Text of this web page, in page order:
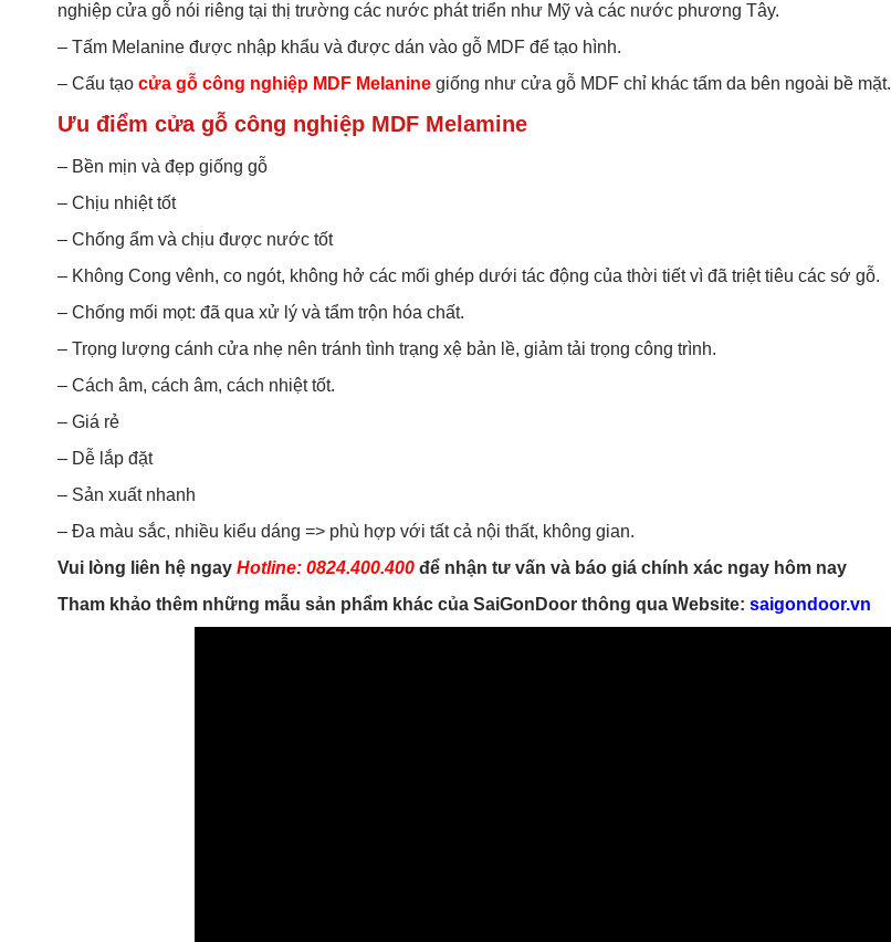
nghiệp cửa gỗ nói riêng tại thị trường các nước phát triển như Mỹ và các nước phương Tây.
– Tấm Melanine được nhập khẩu và được dán vào gỗ MDF để tạo hình.
– Cấu tạo cửa gỗ công nghiệp MDF Melanine giống như cửa gỗ MDF chỉ khác tấm da bên ngoài bề mặt.
Ưu điểm cửa gỗ công nghiệp MDF Melamine
– Bền mịn và đẹp giống gỗ
– Chịu nhiệt tốt
– Chống ẩm và chịu được nước tốt
– Không Cong vênh, co ngót, không hở các mối ghép dưới tác động của thời tiết vì đã triệt tiêu các sớ gỗ.
– Chống mối mọt: đã qua xử lý và tẩm trộn hóa chất.
– Trọng lượng cánh cửa nhẹ nên tránh tình trạng xệ bản lề, giảm tải trọng công trình.
– Cách âm, cách âm, cách nhiệt tốt.
– Giá rẻ
– Dễ lắp đặt
– Sản xuất nhanh
– Đa màu sắc, nhiều kiểu dáng => phù hợp với tất cả nội thất, không gian.
Vui lòng liên hệ ngay Hotline: 0824.400.400 để nhận tư vấn và báo giá chính xác ngay hôm nay
Tham khảo thêm những mẫu sản phẩm khác của SaiGonDoor thông qua Website: saigondoor.vn